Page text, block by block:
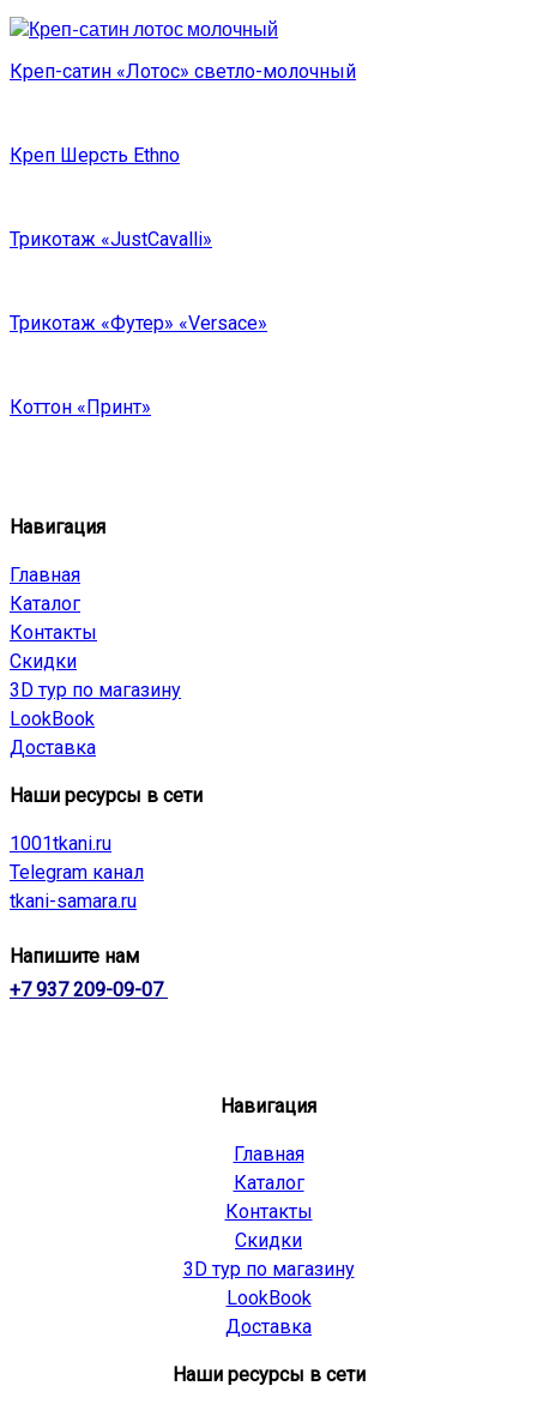
Креп-сатин «Лотос» светло-молочный
Креп Шерсть Ethno
Трикотаж «JustCavalli»
Трикотаж «Футер» «Versace»
Коттон «Принт»
Навигация
Главная
Каталог
Контакты
Скидки
3D тур по магазину
LookBook
Доставка
Наши ресурсы в сети
1001tkani.ru
Telegram канал
tkani-samara.ru
Напишите нам
+7 937 209-09-07
Навигация
Главная
Каталог
Контакты
Скидки
3D тур по магазину
LookBook
Доставка
Наши ресурсы в сети